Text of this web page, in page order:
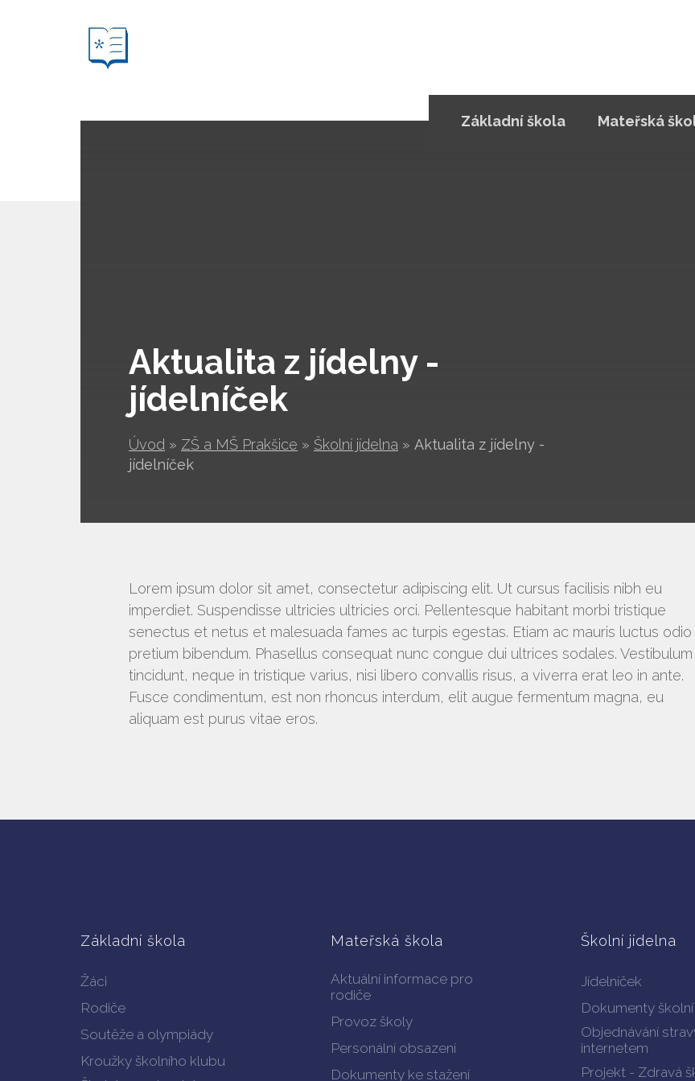
Vyhledávání na webu
Aktualita z jídelny -
jídelníček
Úvod » ZŠ a MŠ Prakšice » Školní jídelna » Aktualita z jídelny -
jídelníček
Základní škola Mateřská
Lorem ipsum dolor sit amet, consectetur adipiscing elit. Ut cursus facilisis nibh eu
imperdiet. Suspendisse ultricies ultricies orci. Pellentesque habitant morbi tristique
senectus et netus et malesuada fames ac turpis egestas. Etiam ac mauris luctus odio
pretium bibendum. Phasellus consequat nunc congue dui ultrices sodales. Vestibulum
tincidunt, neque in tristique varius, nisi libero convallis risus, a viverra erat leo in ante.
Fusce condimentum, est non rhoncus interdum, elit augue fermentum magna, eu
aliquam est purus vitae eros.
Základní škola
Žáci
Rodiče
Soutěže a olympiády
Kroužky školního klubu
Mateřská škola
Aktuální informace pro
rodiče
Provoz školy
Personální obsazení
Dokumenty ke stažení
Školní jídelna
Jídelníček
Dokumenty
Objednávání
internetem
Projekt - Zdravá